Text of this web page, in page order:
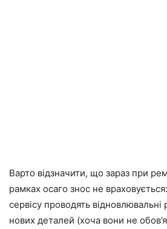
Варто відзначити, що зараз при
рамках осаго знос не
сервісу проводять
нових деталей (хоча вони не